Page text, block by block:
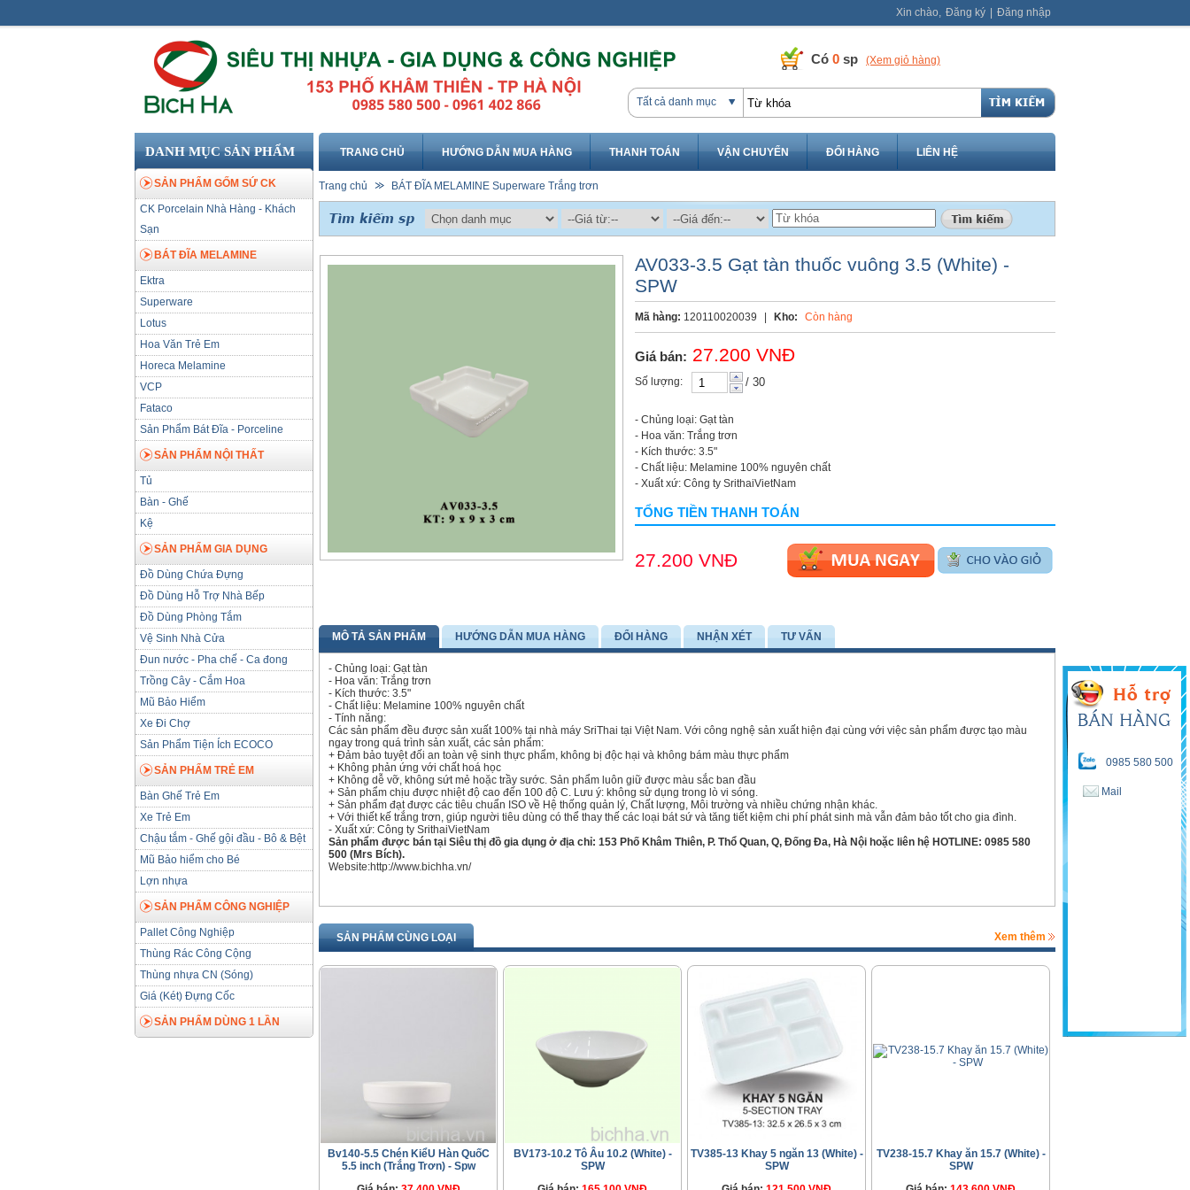
0985 580 500
Mail
Xin chào, Đăng ký Đăng nhập
Có 0 sp (Xem giỏ hàng)
Tất cả danh mục
DANH MỤC SẢN PHẨM
SẢN PHẨM GỐM SỨ CK
CK Porcelain Nhà Hàng - Khách
Sạn
BÁT ĐĨA MELAMINE
Ektra
Superware
Lotus
Hoa Văn Trẻ Em
Horeca Melamine
VCP
Fataco
Sản Phẩm Bát Đĩa - Porceline
SẢN PHẨM NỘI THẤT
Tủ
Bàn - Ghế
Kệ
SẢN PHẨM GIA DỤNG
Đồ Dùng Chứa Đựng
Đồ Dùng Hỗ Trợ Nhà Bếp
Đồ Dùng Phòng Tắm
Vệ Sinh Nhà Cửa
Đun nước - Pha chế - Ca đong
Trồng Cây - Cắm Hoa
Mũ Bảo Hiểm
Xe Đi Chợ
Sản Phẩm Tiện Ích ECOCO
SẢN PHẨM TRẺ EM
Bàn Ghế Trẻ Em
Xe Trẻ Em
Chậu tắm - Ghế gội đầu - Bô & Bệt
Mũ Bảo hiểm cho Bé
Lợn nhựa
SẢN PHẨM CÔNG NGHIỆP
Pallet Công Nghiệp
Thùng Rác Công Cộng
Thùng nhựa CN (Sóng)
Giá (Két) Đựng Cốc
SẢN PHẨM DÙNG 1 LẦN
TRANG CHỦ HƯỚNG DẪN MUA HÀNG THANH TOÁN VẬN CHUYỂN ĐỔI HÀNG LIÊN HỆ
Trang chủ BÁT ĐĨA MELAMINE Superware Trắng trơn
AV033-3.5 Gạt tàn thuốc vuông 3.5 (White) -
SPW
Mã hàng: 120110020039 Kho: Còn hàng
Giá bán: 27.200 VNĐ
Số lượng: / 30
- Chủng loại: Gạt tàn
- Hoa văn: Trắng trơn
- Kích thước: 3.5"
- Chất liệu: Melamine 100% nguyên chất
- Xuất xứ: Công ty SrithaiVietNam
TỔNG TIỀN THANH TOÁN
27.200 VNĐ
MÔ TẢ SẢN PHẨM HƯỚNG DẪN MUA HÀNG ĐỔI HÀNG NHẬN XÉT TƯ VẤN
- Chủng loại: Gạt tàn
- Hoa văn: Trắng trơn
- Kích thước: 3.5"
- Chất liệu: Melamine 100% nguyên chất
- Tính năng:
Các sản phẩm đều được sản xuất 100% tại nhà máy SriThai tại Việt Nam. Với công nghệ sản xuất hiện đại cùng với việc sản phẩm được tạo màu
ngay trong quá trình sản xuất, các sản phẩm:
+ Đảm bảo tuyệt đối an toàn vệ sinh thực phẩm, không bị độc hại và không bám màu thực phẩm
+ Không phản ứng với chất hoá học
+ Không dễ vỡ, không sứt mẻ hoặc trầy sước. Sản phẩm luôn giữ được màu sắc ban đầu
+ Sản phẩm chịu được nhiệt độ cao đến 100 độ C. Lưu ý: không sử dụng trong lò vi sóng.
+ Sản phẩm đạt được các tiêu chuẩn ISO về Hệ thống quản lý, Chất lượng, Môi trường và nhiều chứng nhận khác.
+ Với thiết kế trắng trơn, giúp người tiêu dùng có thể thay thế các loại bát sứ và tăng tiết kiệm chi phí phát sinh mà vẫn đảm bảo tốt cho gia đình.
- Xuất xứ: Công ty SrithaiVietNam
Sản phẩm được bán tại Siêu thị đồ gia dụng ở địa chỉ: 153 Phố Khâm Thiên, P. Thổ Quan, Q, Đống Đa, Hà Nội hoặc liên hệ HOTLINE: 0985 580
500 (Mrs Bích).
Website:http://www.bichha.vn/
SẢN PHẨM CÙNG LOẠI Xem thêm
Bv140-5.5 Chén KiểU Hàn QuốC
5.5 inch (Trắng Trơn) - Spw
BV173-10.2 Tô Âu 10.2 (White) -
SPW
TV385-13 Khay 5 ngăn 13 (White) -
SPW
TV238-15.7 Khay ăn 15.7 (White) -
SPW